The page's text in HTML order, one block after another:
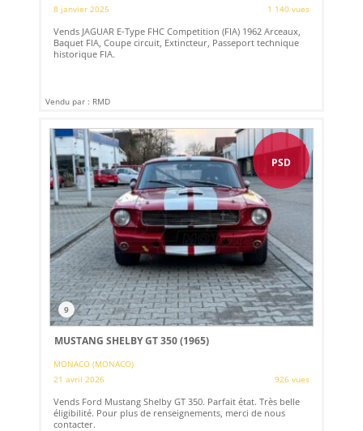
8 janvier 2025
1 140 vues
Vends JAGUAR E-Type FHC Competition (FIA) 1962 Arceaux,
Baquet FIA, Coupe circuit, Extincteur, Passeport technique
historique FIA.
Vendu par : RMD
PSD
9
MUSTANG SHELBY GT 350 (1965)
MONACO (MONACO)
21 avril 2026
926 vues
Vends Ford Mustang Shelby GT 350. Parfait état. Très belle
éligibilité. Pour plus de renseignements, merci de nous
contacter.